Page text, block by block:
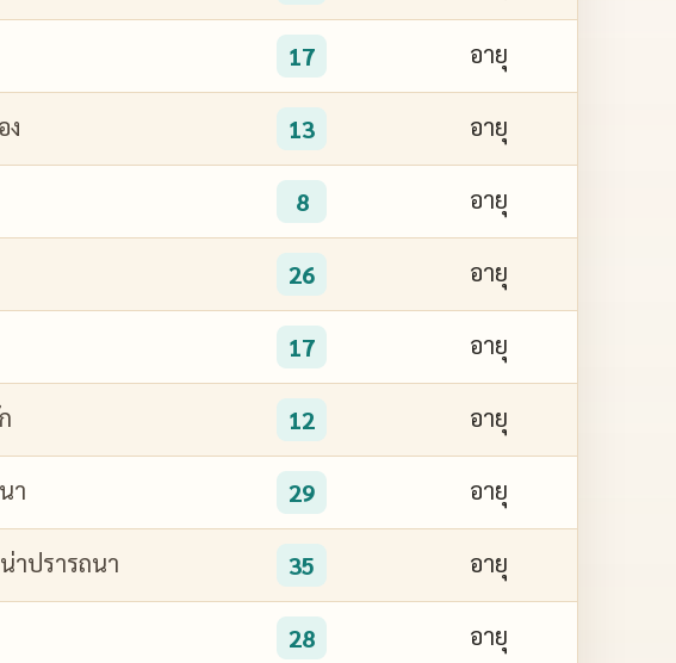
17 อายุ
ง 13 อายุ
8 อายุ
26 อายุ
17 อายุ
12 อายุ
า 29 อายุ
าปรารถนา 35 อายุ
28 อายุ